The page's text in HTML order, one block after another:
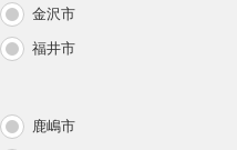
金沢市
福井市
鹿嶋市